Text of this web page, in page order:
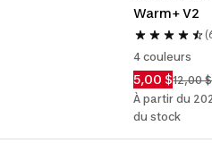
Warm+ V2
4 couleurs
5,00 $12,00 $
À partir du
du stock